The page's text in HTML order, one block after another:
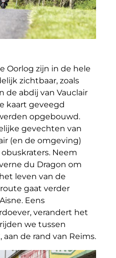
Oorlog zijn in de hele
zichtbaar, zoals
de abdij van Vauclair
kaart geveegd
opgebouwd.
gevechten van
(en de omgeving)
Neem
du Dragon om
leven van de
gaat verder
Eens
verandert het
we tussen
de rand van Reims.